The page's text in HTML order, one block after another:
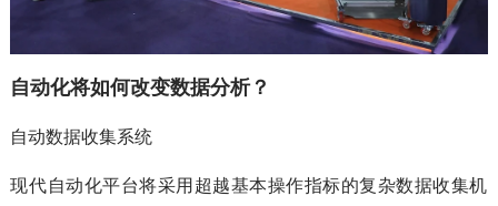
自动化将如何改变数据分析？
自动数据收集系统
现代自动化平台将采用超越基本操作指标的复杂数据收集机